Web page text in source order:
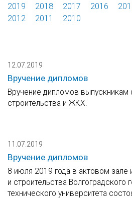
2019
2018 2017 2016
2012
2011 2010
12.07.2019
Вручение дипломов
Вручение дипломов выпускникам
строительства и ЖКХ.
11.07.2019
Вручение дипломов
8 июля 2019 года в актовом зале
и строительства Волгоградского
технического университета